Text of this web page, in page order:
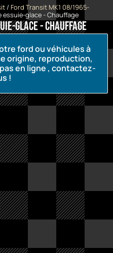
/ Ford Transit MK1 08/1965-
glace - Chauffage
glace - Chauffage
ford ou véhicules à
origine, reproduction,
en ligne , contactez-
!